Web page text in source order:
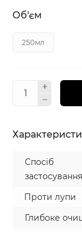
Об'єм
250мл
Спосіб
застосування
Проти лупи
Глибоке